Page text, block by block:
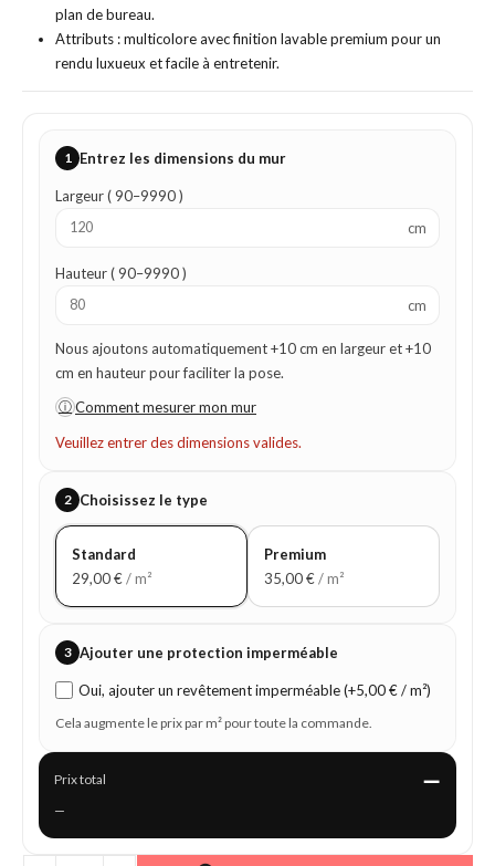
plan de bureau.
Attributs : multicolore avec finition lavable premium pour un
rendu luxueux et facile à entretenir.
1 Entrez les dimensions du mur
Largeur ( 90–9990 )
cm
Hauteur ( 90–9990 )
cm
Nous ajoutons automatiquement +10 cm en largeur et +10
cm en hauteur pour faciliter la pose.
ⓘ Comment mesurer mon mur
Veuillez entrer des dimensions valides.
2 Choisissez le type
Standard
29,00€/ m²
Premium
35,00€/ m²
3 Ajouter une protection imperméable
Oui, ajouter un revêtement imperméable (+5,00 € / m²)
Cela augmente le prix par m² pour toute la commande.
Prix total —
—